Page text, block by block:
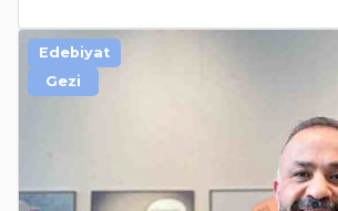
Edebiyat
Gezi